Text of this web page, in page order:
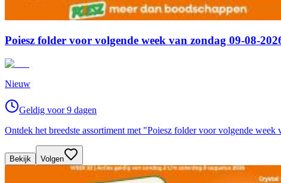
Poiesz folder voor volgende week van zondag 09-08-
Nieuw
Geldig voor 9 dagen
Ontdek het breedste assortiment met "Poiesz folder voor volgende
Bekijk Volgen